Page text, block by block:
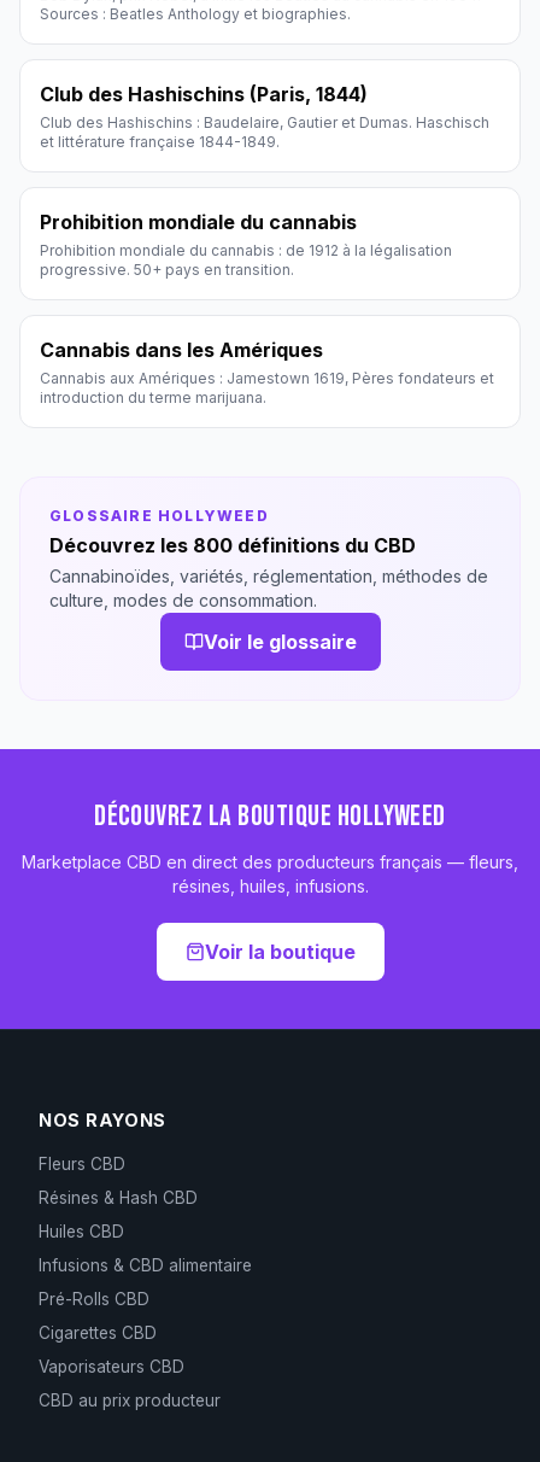
Sources : Beatles Anthology et biographies.
Club des Hashischins (Paris, 1844)
Club des Hashischins : Baudelaire, Gautier et Dumas. Haschisch
et littérature française 1844-1849.
Prohibition mondiale du cannabis
Prohibition mondiale du cannabis : de 1912 à la légalisation
progressive. 50+ pays en transition.
Cannabis dans les Amériques
Cannabis aux Amériques : Jamestown 1619, Pères fondateurs et
introduction du terme marijuana.
GLOSSAIRE HOLLYWEED
Découvrez les 800 définitions du CBD
Cannabinoïdes, variétés, réglementation, méthodes de
culture, modes de consommation.
Voir le glossaire
DÉCOUVREZ LA BOUTIQUE HOLLYWEED
Marketplace CBD en direct des producteurs français — fleurs,
résines, huiles, infusions.
Voir la boutique
NOS RAYONS
Fleurs CBD
Résines & Hash CBD
Huiles CBD
Infusions & CBD alimentaire
Pré-Rolls CBD
Cigarettes CBD
Vaporisateurs CBD
CBD au prix producteur